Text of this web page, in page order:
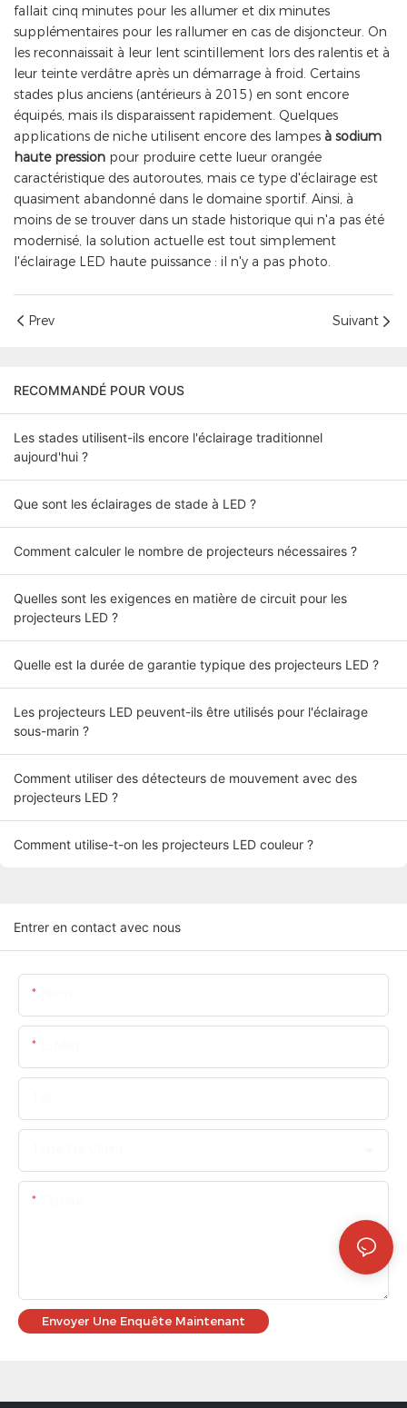
fallait cinq minutes pour les allumer et dix minutes
supplémentaires pour les rallumer en cas de disjoncteur. On
les reconnaissait à leur lent scintillement lors des ralentis et à
leur teinte verdâtre après un démarrage à froid. Certains
stades plus anciens (antérieurs à 2015) en sont encore
équipés, mais ils disparaissent rapidement. Quelques
applications de niche utilisent encore des lampes à sodium
haute pression pour produire cette lueur orangée
caractéristique des autoroutes, mais ce type d'éclairage est
quasiment abandonné dans le domaine sportif. Ainsi, à
moins de se trouver dans un stade historique qui n'a pas été
modernisé, la solution actuelle est tout simplement
l'éclairage LED haute puissance : il n'y a pas photo.
Prev Suivant
RECOMMANDÉ POUR VOUS
Les stades utilisent-ils encore l'éclairage traditionnel
aujourd'hui ?
Que sont les éclairages de stade à LED ?
Comment calculer le nombre de projecteurs nécessaires ?
Quelles sont les exigences en matière de circuit pour les
projecteurs LED ?
Quelle est la durée de garantie typique des projecteurs LED ?
Les projecteurs LED peuvent-ils être utilisés pour l'éclairage
sous-marin ?
Comment utiliser des détecteurs de mouvement avec des
projecteurs LED ?
Comment utilise-t-on les projecteurs LED couleur ?
Entrer en contact avec nous
Envoyer Une Enquête Maintenant